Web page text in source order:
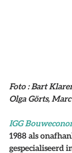
Foto : Bart
Olga Görts,
IGG
1988 als
gespecialiseerd